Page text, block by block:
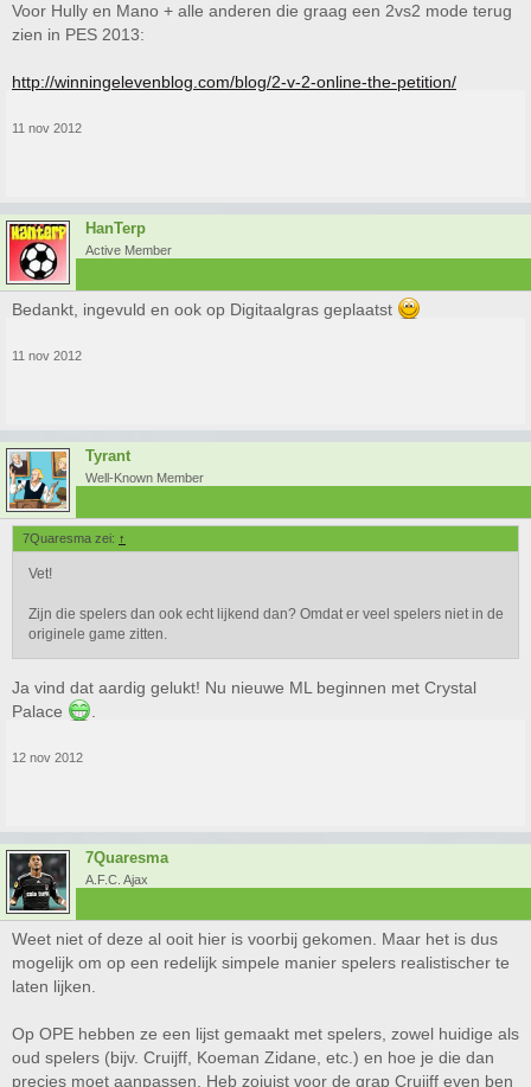
Voor Hully en Mano + alle anderen die graag een 2vs2 mode terug
zien in PES 2013:
http://winningelevenblog.com/blog/2-v-2-online-the-petition/
11 nov 2012
HanTerp
Active Member
Bedankt, ingevuld en ook op Digitaalgras geplaatst
11 nov 2012
Tyrant
Well-Known Member
7Quaresma zei: ↑
Vet!
Zijn die spelers dan ook echt lijkend dan? Omdat er veel spelers niet in de
originele game zitten.
Ja vind dat aardig gelukt! Nu nieuwe ML beginnen met Crystal
Palace
12 nov 2012
7Quaresma
A.F.C. Ajax
Weet niet of deze al ooit hier is voorbij gekomen. Maar het is dus
mogelijk om op een redelijk simpele manier spelers realistischer te
laten lijken.
Op OPE hebben ze een lijst gemaakt met spelers, zowel huidige als
oud spelers (bijv. Cruijff, Koeman Zidane, etc.) en hoe je die dan
precies moet aanpassen. Heb zojuist voor de grap Cruijff even ben